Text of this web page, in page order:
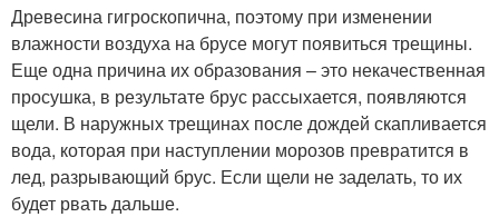
Древесина гигроскопична, поэтому при изменении
влажности воздуха на брусе могут появиться трещины.
Еще одна причина их образования – это некачественная
просушка, в результате брус рассыхается, появляются
щели. В наружных трещинах после дождей скапливается
вода, которая при наступлении морозов превратится в
лед, разрывающий брус. Если щели не заделать, то их
будет рвать дальше.